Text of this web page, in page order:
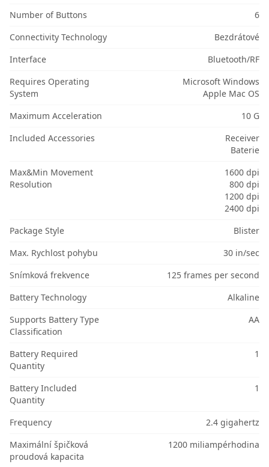
Number of Buttons
6
Connectivity Technology
Bezdrátové
Interface
Bluetooth/RF
Requires Operating
System
Microsoft Windows
Apple Mac OS
Maximum Acceleration
10 G
Included Accessories
Receiver
Baterie
Max&Min Movement
Resolution
1600 dpi
800 dpi
1200 dpi
2400 dpi
Package Style
Blister
Max. Rychlost pohybu
30 in/sec
Snímková frekvence
125 frames per second
Battery Technology
Alkaline
Supports Battery Type
Classification
AA
Battery Required
Quantity
1
Battery Included
Quantity
1
Frequency
2.4 gigahertz
Maximální špičková
proudová kapacita
1200 miliampérhodina